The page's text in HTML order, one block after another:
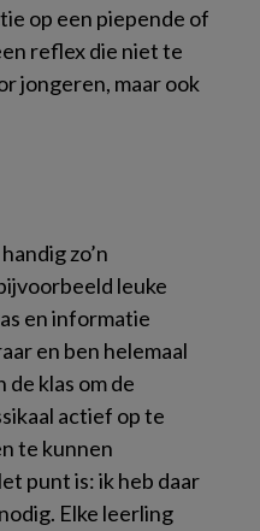
op een piepende of
reflex die niet te
jongeren, maar ook
zo’n
leuke
en informatie
en ben helemaal
klas om de
actief op te
te kunnen
punt is: ik heb daar
Elke leerling